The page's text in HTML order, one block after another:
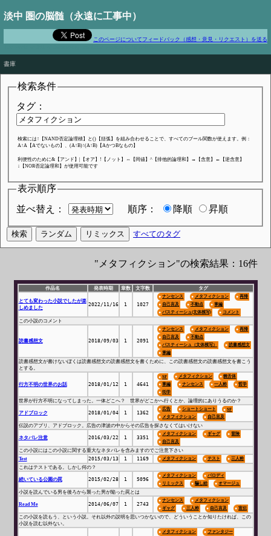
淡中 圏の脳髄（永遠に工事中）
このページについてフィードバック（感想・意見・リクエスト）を送る
書庫
検索条件
タグ：
検索には↑【NAND否定論理積】と()【括弧】を組み合わせることで、すべてのブール関数が使えます。例：
A↑A【Aでないもの】、(A↑B)↑(A↑B)【AかつBなもの】
利便性のために&【アンド】|【オア】!【ノット】⇔【同値】^【排他的論理和】→【含意】←【逆含意】
↓【NOR否定論理和】が使用可能です
表示順序
並べ替え：
順序： 降順 昇順
すべてのタグ
"メタフィクション"の検索結果：16件
作品名 発表時期 章数 文字数 タグ
とても変わった小説でしたが楽
しめました
2022/11/16 1 1027
ナンセンス メタフィクション
再帰
自己言及
不動点
掌編
パスティーシュ(文体模写)
コメント
この小説のコメント
読書感想文 2018/09/03 1 2091
ナンセンス メタフィクション
再帰
自己言及
不動点
パスティーシュ（文体模写）
読書感想文
掌編
読書感想文が書けないぼくは読書感想文の読書感想文を書くために、この読書感想文の読書感想文を書こう
とする。
行方不明の世界のお話 2018/01/12 1 4641
SF メタフィクション
饒舌体
掌編
ナンセンス 一人称
哲学
衒学
世界が行方不明になってしまった。一体どこへ？ 世界がどこかへ行くとか、論理的にありうるのか？
アドブロック 2018/01/04 1 1362
広告 ショートショート
SF
メタフィクション
自己言及
伝説のアプリ、アドブロック。広告の津波の中からその広告を探さなくてはいけない
ネタバレ注意 2016/03/22 1 3351
メタフィクション ギャグ
冒険
自己言及
この小説にはこの小説に関する重大なネタバレを含みますのでご注意下さい
Test
2015/03/13 1 1169 メタフィクション テスト 三人称
これはテストである。しかし何の？
続いている公園の罠 2015/02/28 1 5096
メタフィクション
パロディ
リミックス
騙し絵 オマージュ
小説を読んでいる男を後ろから襲った男が陥った罠とは
Read Me 2014/06/07 1 2743
ナンセンス
メタフィクション
ギャグ
三人称 自己言及 宣伝
この小説を読もう、という小説。それ以外の説明を思いつかないので、どういうことか知りたければ、この
小説を読む以外ない。
メタフィクション
ファンタジー